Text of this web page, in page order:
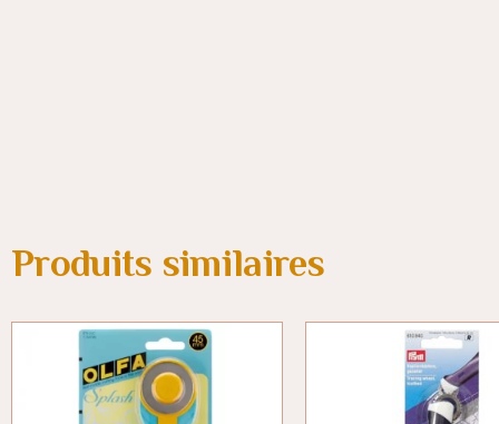
Produits similaires